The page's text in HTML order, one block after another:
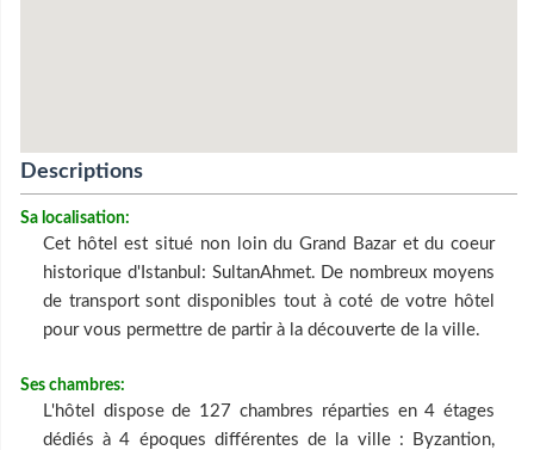
Descriptions
Sa localisation:
Cet hôtel est situé non loin du Grand Bazar et du coeur
historique d'Istanbul: SultanAhmet. De nombreux moyens
de transport sont disponibles tout à coté de votre hôtel
pour vous permettre de partir à la découverte de la ville.
Ses chambres:
L'hôtel dispose de 127 chambres réparties en 4 étages
dédiés à 4 époques différentes de la ville : Byzantion,